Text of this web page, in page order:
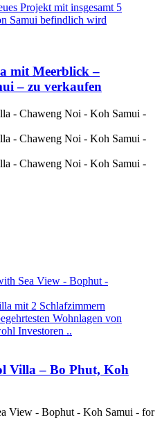
Projekt mit insgesamt 5
Samui befindlich wird
mit Meerblick –
– zu verkaufen
mit 2 Schlafzimmern
Wohnlagen von
Investoren ..
Villa – Bo Phut, Koh